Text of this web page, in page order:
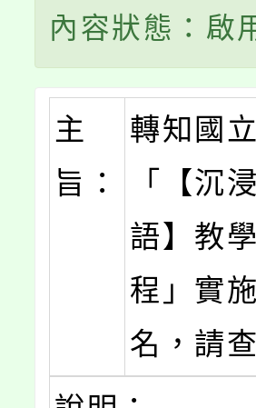
內容狀態：啟
主
旨：
轉知國
「【沉
語】教
程」實
名，請